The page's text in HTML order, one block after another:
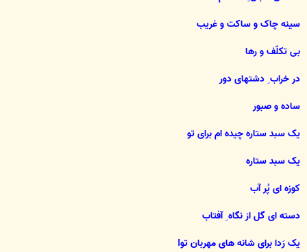
سینه چاک و ساکت و غریب
بی تکلّف و رها
در خراب ِ دشتهای دور
ساده و صبور
یک سبد ستاره چیده ام برای تو
یک سبد ستاره
کوزه ای پُر آب
دسته ای گل از نگاه ِ آفتاب
یک رَدا برای شانه های مهربان تو!